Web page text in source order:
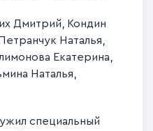
Дмитрий, Кондин
Наталья,
Екатерина,
Наталья,
специальный